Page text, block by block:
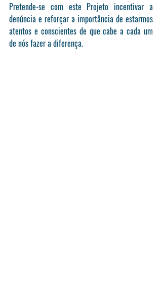
Pretende-se com este Projeto incentivar a
denúncia e reforçar a importância de estarmos
atentos e conscientes de que cabe a cada um
de nós fazer a diferença.